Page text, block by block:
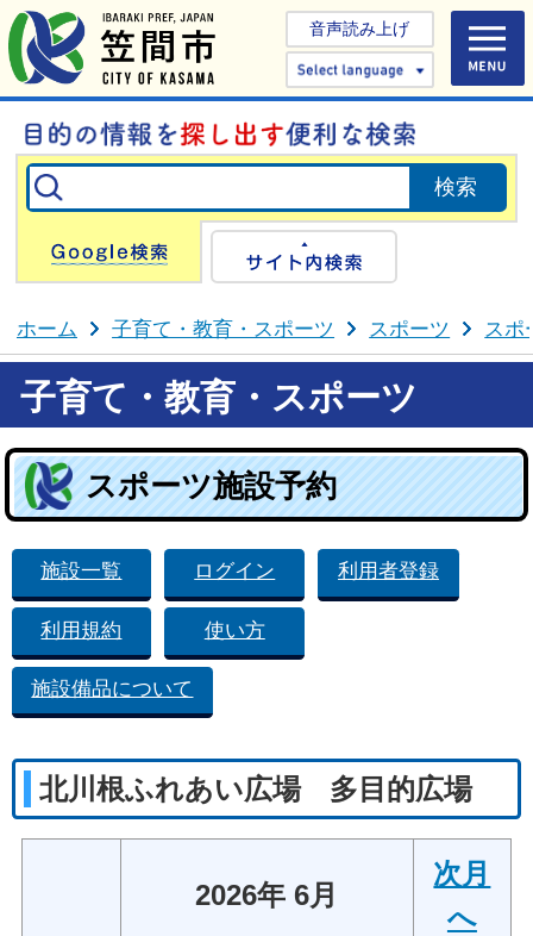
音声読み上げ
Select
Google検索
ホーム 子育て・教育・スポーツ スポーツ スポ
子育て・教育・スポーツ
スポーツ施設予約
施設一覧 ログイン 利用者登録
利用規約 使い方
施設備品について
北川根ふれあい広場 多目的広場
2026年 6月
次月
へ